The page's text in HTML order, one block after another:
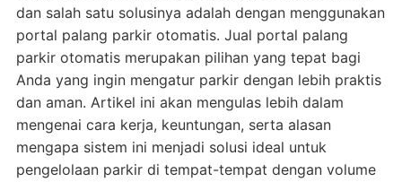
dan salah satu solusinya adalah dengan menggunakan
portal palang parkir otomatis. Jual portal palang
parkir otomatis merupakan pilihan yang tepat bagi
Anda yang ingin mengatur parkir dengan lebih praktis
dan aman. Artikel ini akan mengulas lebih dalam
mengenai cara kerja, keuntungan, serta alasan
mengapa sistem ini menjadi solusi ideal untuk
pengelolaan parkir di tempat-tempat dengan volume